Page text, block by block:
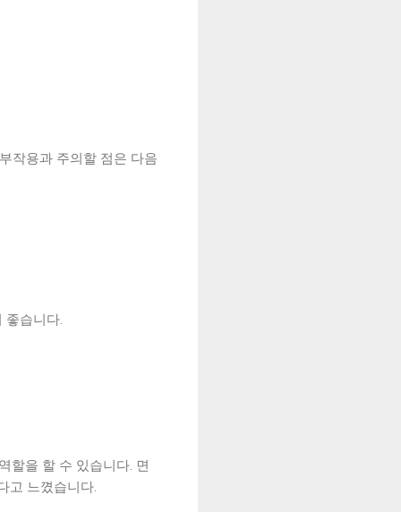
작용과 주의할 점은 다음
습니다.
할을 할 수 있습니다. 면
고 느꼈습니다.